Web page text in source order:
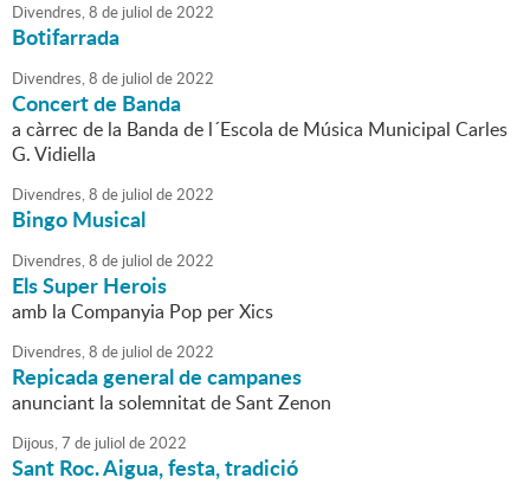
Divendres,8 de juliol de2022
Botifarrada
Divendres,8 de juliol de2022
Concert de Banda
a càrrec de la Banda de l´Escola de Música Municipal Carles
G. Vidiella
Divendres,8 de juliol de2022
Bingo Musical
Divendres,8 de juliol de2022
Els Super Herois
amb la Companyia Pop per Xics
Divendres,8 de juliol de2022
Repicada general de campanes
anunciant la solemnitat de Sant Zenon
Dijous,7 de juliol de2022
Sant Roc. Aigua, festa, tradició